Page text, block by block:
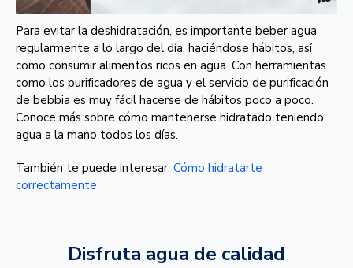
Para evitar la deshidratación, es importante beber agua
regularmente a lo largo del día, haciéndose hábitos, así
como consumir alimentos ricos en agua. Con herramientas
como los purificadores de agua y el servicio de purificación
de bebbia es muy fácil hacerse de hábitos poco a poco.
Conoce más sobre cómo mantenerse hidratado teniendo
agua a la mano todos los días.
También te puede interesar: Cómo hidratarte
correctamente
Disfruta agua de calidad